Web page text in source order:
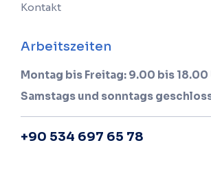
Kontakt
Arbeitszeiten
Montag bis Freitag: 9.00 bis 18.00
Samstags und sonntags
+90 534 697 65 78